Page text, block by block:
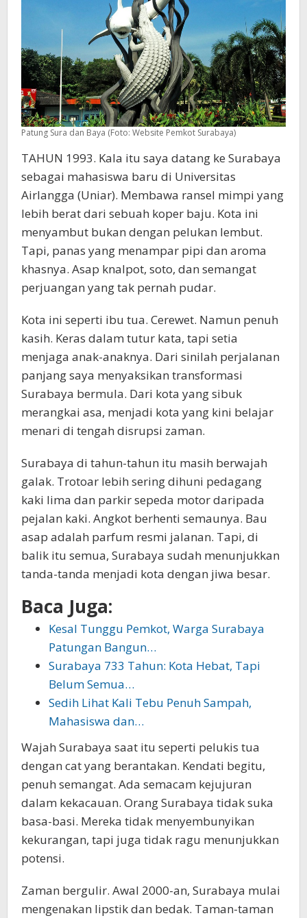
Patung Sura dan Baya (Foto: Website Pemkot Surabaya)
TAHUN 1993. Kala itu saya datang ke Surabaya
sebagai mahasiswa baru di Universitas
Airlangga (Uniar). Membawa ransel mimpi yang
lebih berat dari sebuah koper baju. Kota ini
menyambut bukan dengan pelukan lembut.
Tapi, panas yang menampar pipi dan aroma
khasnya. Asap knalpot, soto, dan semangat
perjuangan yang tak pernah pudar.
Kota ini seperti ibu tua. Cerewet. Namun penuh
kasih. Keras dalam tutur kata, tapi setia
menjaga anak-anaknya. Dari sinilah perjalanan
panjang saya menyaksikan transformasi
Surabaya bermula. Dari kota yang sibuk
merangkai asa, menjadi kota yang kini belajar
menari di tengah disrupsi zaman.
Surabaya di tahun-tahun itu masih berwajah
galak. Trotoar lebih sering dihuni pedagang
kaki lima dan parkir sepeda motor daripada
pejalan kaki. Angkot berhenti semaunya. Bau
asap adalah parfum resmi jalanan. Tapi, di
balik itu semua, Surabaya sudah menunjukkan
tanda-tanda menjadi kota dengan jiwa besar.
Baca Juga:
Kesal Tunggu Pemkot, Warga Surabaya
Patungan Bangun…
Surabaya 733 Tahun: Kota Hebat, Tapi
Belum Semua…
Sedih Lihat Kali Tebu Penuh Sampah,
Mahasiswa dan…
Wajah Surabaya saat itu seperti pelukis tua
dengan cat yang berantakan. Kendati begitu,
penuh semangat. Ada semacam kejujuran
dalam kekacauan. Orang Surabaya tidak suka
basa-basi. Mereka tidak menyembunyikan
kekurangan, tapi juga tidak ragu menunjukkan
potensi.
Zaman bergulir. Awal 2000-an, Surabaya mulai
mengenakan lipstik dan bedak. Taman-taman